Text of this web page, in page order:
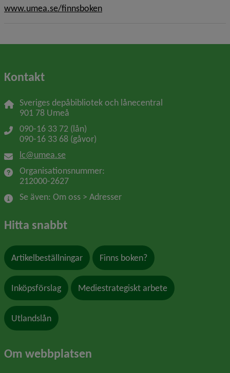
www.umea.se/finnsboken
Kontakt
Sveriges depåbibliotek och lånecentral
901 78 Umeå
090-16 33 72 (lån)
090-16 33 68 (gåvor)
lc@umea.se
Organisationsnummer:
212000-2627
Se även: Om oss > Adresser
Hitta snabbt
Artikelbeställningar Finns boken?
Inköpsförslag Mediestrategiskt arbete
Utlandslån
Om webbplatsen